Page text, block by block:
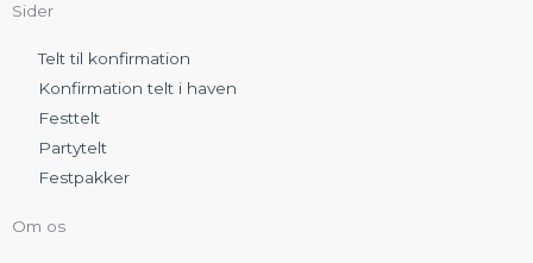
Sider
Telt til konfirmation
Konfirmation telt i haven
Festtelt
Partytelt
Festpakker
Om os